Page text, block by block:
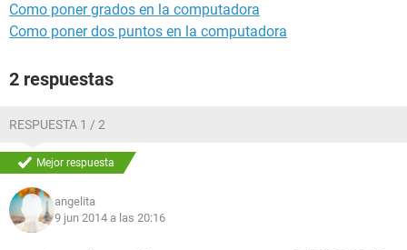
Como poner grados en la computadora
Como poner dos puntos en la computadora
2 respuestas
RESPUESTA 1 / 2
Mejor respuesta
angelita
9 jun 2014 a las 20:16